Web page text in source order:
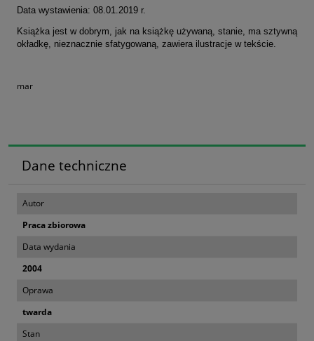
Data wystawienia: 08.01.2019 r.
Książka jest w dobrym, jak na książkę używaną, stanie, ma sztywną
okładkę, nieznacznie sfatygowaną, zawiera ilustracje w tekście.
mar
Dane techniczne
Autor
Praca zbiorowa
Data wydania
2004
Oprawa
twarda
Stan